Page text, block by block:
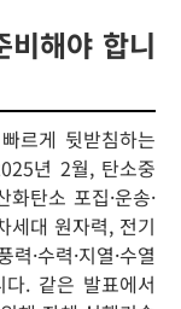
해야 합니
르게 뒷받침하는
년 2월, 탄소중
탄소 포집·운송·
세대 원자력, 전기
·수력·지열·수열
. 같은 발표에서